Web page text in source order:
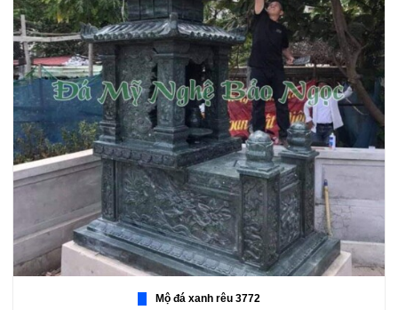
Mộ đá xanh rêu 3772